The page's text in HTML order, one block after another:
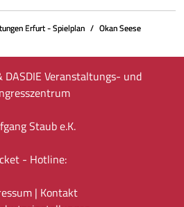
Erfurt - Spielplan Okan Seese
Veranstaltungs- und
Staub e.K.
- Hotline:
| Kontakt